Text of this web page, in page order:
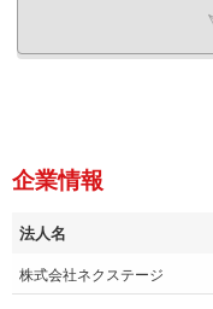
企業情報
法人名
株式会社ネクステージ